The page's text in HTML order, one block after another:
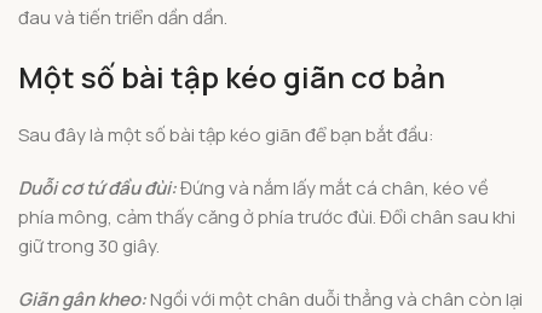
đau và tiến triển dần dần.
Một số bài tập kéo giãn cơ bản
Sau đây là một số bài tập kéo giãn để bạn bắt đầu:
Duỗi cơ tứ đầu đùi:Đứng và nắm lấy mắt cá chân, kéo về
phía mông, cảm thấy căng ở phía trước đùi. Đổi chân sau khi
giữ trong 30 giây.
Giãn gân kheo:Ngồi với một chân duỗi thẳng và chân còn lại